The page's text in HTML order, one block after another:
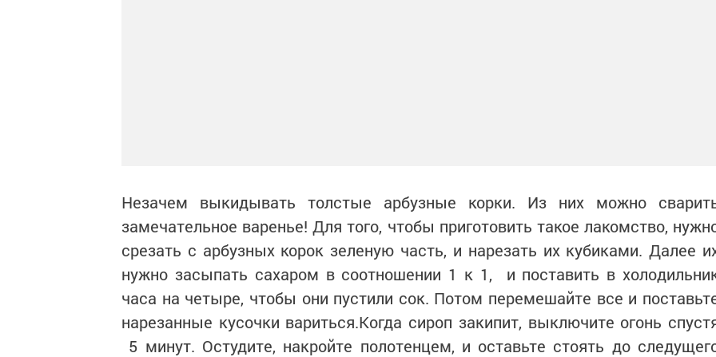
Незачем выкидывать толстые арбузные корки. Из них можно
замечательное варенье! Для того, чтобы приготовить такое лакомство,
срезать с арбузных корок зеленую часть, и нарезать их кубиками. Далее
нужно засыпать сахаром в соотношении 1 к 1, и поставить в
часа на четыре, чтобы они пустили сок. Потом перемешайте все и
нарезанные кусочки вариться.Когда сироп закипит, выключите огонь
5 минут. Остудите, накройте полотенцем, и оставьте стоять до